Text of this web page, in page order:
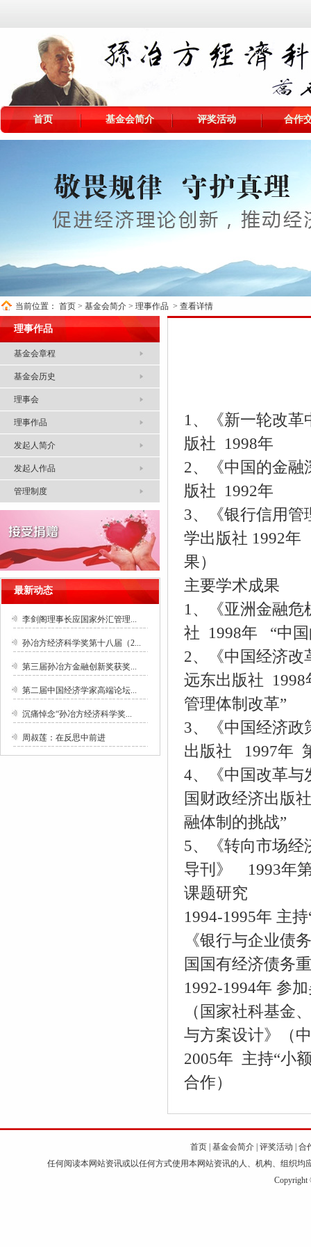
首页 基金会简介 评奖活动 合作
当前位置： 首页 > 基金会简介 > 理事作品 > 查看详情
理事作品
基金会章程
基金会历史
理事会
理事作品
发起人简介
发起人作品
管理制度
最新动态
李剑阁理事长应国家外汇管理...
孙冶方经济科学奖第十八届（2...
第三届孙冶方金融创新奖获奖...
第二届中国经济学家高端论坛...
沉痛悼念“孙冶方经济科学奖...
周叔莲：在反思中前进
1、《新一轮改
版社 1998年
2、《中国的金融
版社 1992年
3、《银行信用
学出版社 1992年
果）
主要学术成果
1、《亚洲金融
社 1998年 “中国
2、《中国经济改
远东出版社 1998
管理体制改革”
3、《中国经济
出版社 1997年
4、《中国改革与
国财政经济出版
融体制的挑战”
5、《转向市场
导刊》 1993年
课题研究
1994-1995年 主
《银行与企业债
国国有经济债务
1992-1994年 参
（国家社科基金
与方案设计》（
2005年 主持“小
合作）
首页 基金会简介 评奖活动
合
任何阅读本网站资讯或以任何方式使用本网站资讯的人、机构、组织